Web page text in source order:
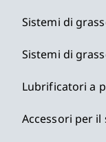
Sistemi di
Sistemi di
Lubrificatori a
Accessori per